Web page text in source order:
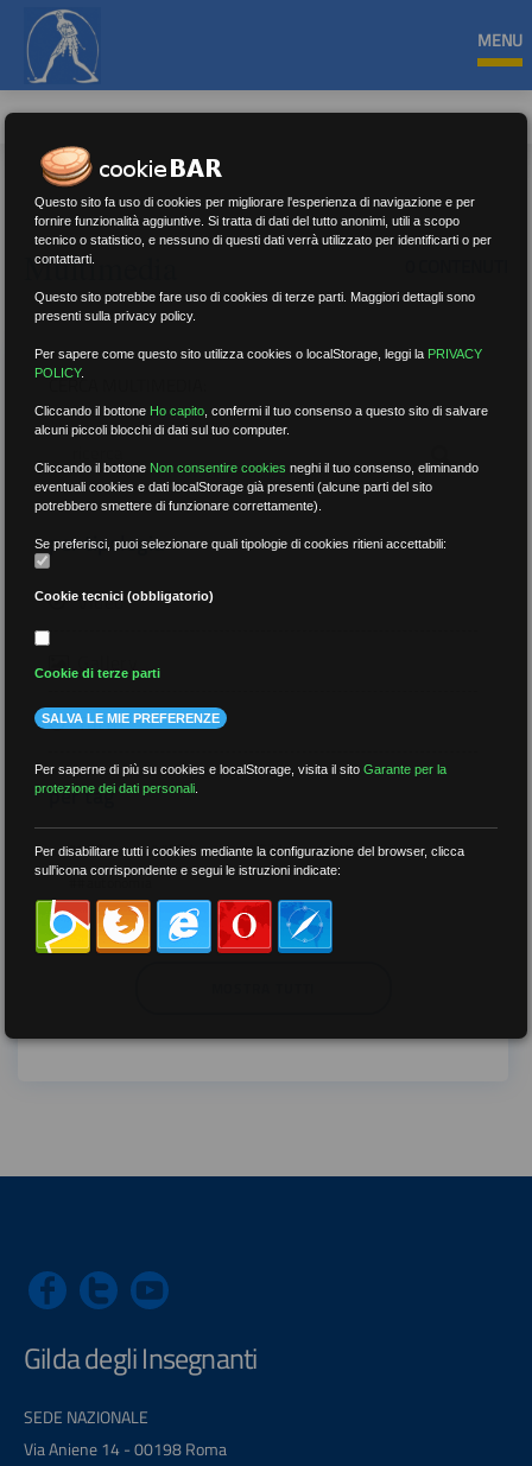
MENU
Multimedia
CERCA MULTIMEDIA:
per tipologia
Video
Gallery
Tutti
per tag
##DS ##FGU ##Gilda
##audoizioni
##autonomia
Gilda degli Insegnanti
SEDE NAZIONALE
Via Aniene 14 - 00198 Roma
Questo sito fa uso di cookies per migliorare l'esperienza di navigazione e per
fornire funzionalità aggiuntive. Si tratta di dati del tutto anonimi, utili a scopo
tecnico o statistico, e nessuno di questi dati verrà utilizzato per identificarti o per
contattarti.
Questo sito potrebbe fare uso di cookies di terze parti. Maggiori dettagli sono
presenti sulla privacy policy.
Per sapere come questo sito utilizza cookies o localStorage, leggi la PRIVACY
POLICY.
Cliccando il bottone Ho capito,confermi il tuo consenso a questo sito di salvare
alcuni piccoli blocchi di dati sul tuo computer.
Cliccando il bottone Non consentire cookies neghi il tuo consenso, eliminando
eventuali cookies e dati localStorage già presenti (alcune parti del sito
potrebbero smettere di funzionare correttamente).
Se preferisci, puoi selezionare quali tipologie di cookies ritieni accettabili:
Cookie tecnici (obbligatorio)
Cookie di terze parti
SALVA LE MIE PREFERENZE
Per saperne di più su cookies e localStorage, visita il sitoGarante per la
protezione dei dati personali.
Per disabilitare tutti i cookies mediante la configurazione del browser, clicca
sull'icona corrispondente e segui le istruzioni indicate: